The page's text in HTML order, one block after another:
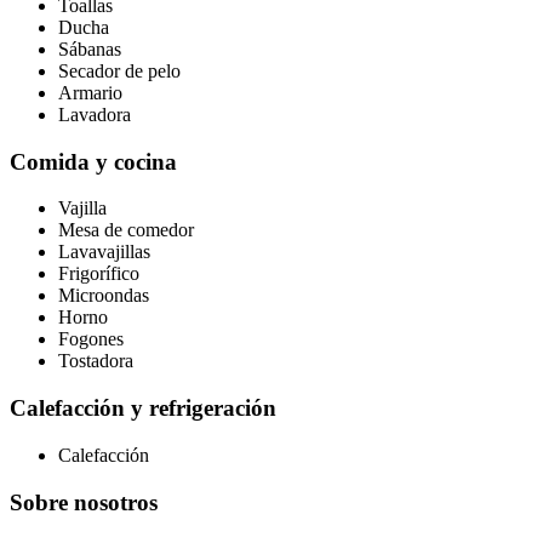
Toallas
Ducha
Sábanas
Secador de pelo
Armario
Lavadora
Comida y cocina
Vajilla
Mesa de comedor
Lavavajillas
Frigorífico
Microondas
Horno
Fogones
Tostadora
Calefacción y refrigeración
Calefacción
Sobre nosotros